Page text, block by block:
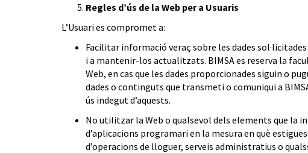
Regles d’ús de la Web per a Usuaris
L’Usuari es compromet a:
Facilitar informació veraç sobre les dades
i a mantenir-los actualitzats. BIMSA es reserva la
Web, en cas que les dades proporcionades siguin o
dades o continguts que transmeti o comuniqui a
ús indegut d’aquests.
No utilitzar la Web o qualsevol dels elements que la
d’aplicacions programari en la mesura en què
d’operacions de lloguer, serveis administratius o